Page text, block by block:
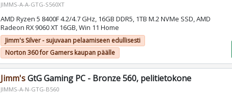
JIMMS-A-A-GTG-S560XT
AMD Ryzen 5 8400F 4.2/4.7 GHz, 16GB DDR5, 1TB M.2 NVMe SSD, AMD
Radeon RX 9060 XT 16GB, Win 11 Home
Jimm's Silver - sujuvaan pelaamiseen edullisesti
Norton 360 for Gamers kaupan päälle
Jimm'sGtG Gaming PC - Bronze 560, pelitietokone
JIMMS-A-N-GTG-B560